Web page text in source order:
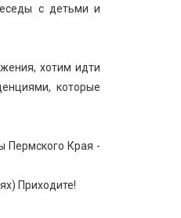
с детьми и
хотим идти
которые
Пермского Края -
Приходите!